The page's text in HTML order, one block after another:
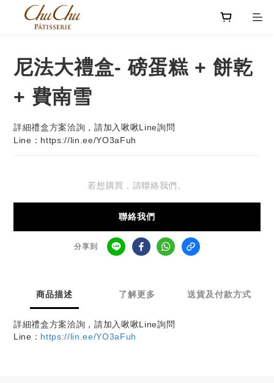
尼法大禮盒- 磅蛋糕 + 餅乾
+ 費南雪
詳細禮盒方案洽詢，請加入啾啾Line詢問
Line：https://lin.ee/YO3aFuh
若想購買，請聯絡我們。
聯絡我們
分享到
商品描述 了解更多 送貨及付款方式
詳細禮盒方案洽詢，請加入啾啾Line詢問
Line： https://lin.ee/YO3aFuh